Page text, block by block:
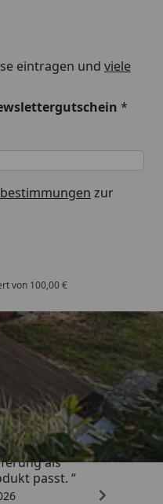
eintragen und viele
*
zur
von 100,00 €
/ 5
als
passt. “